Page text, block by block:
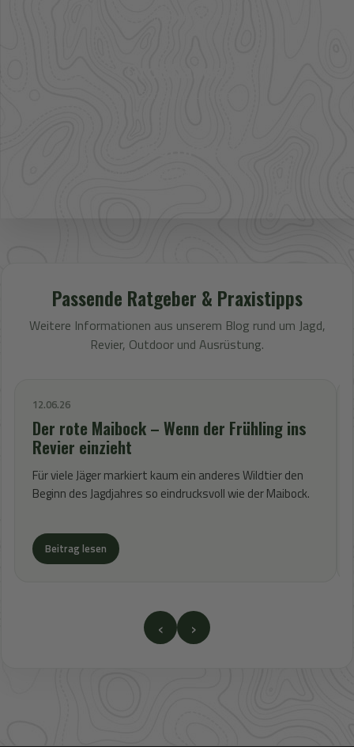
Passende Ratgeber & Praxistipps
Weitere Informationen aus unserem Blog rund um Jagd,
Revier, Outdoor und Ausrüstung.
12.06.26
Der rote Maibock – Wenn der Frühling ins
Revier einzieht
Für viele Jäger markiert kaum ein anderes Wildtier den
Beginn des Jagdjahres so eindrucksvoll wie der Maibock.
Beitrag lesen
‹ ›